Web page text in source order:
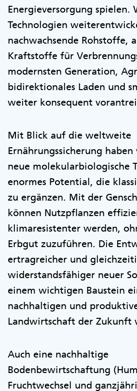
Energieversorgung spielen.
Technologien
nachwachsende Rohstoffe,
Kraftstoffe für
modernsten Generation,
bidirektionales Laden und
weiter konsequent
Mit Blick auf die weltweite
Ernährungssicherung
neue molekularbiologische
enormes Potential, die
zu ergänzen. Mit der
können Nutzpflanzen
klimaresistenter werden,
Erbgut zuzuführen. Die
ertragreicher und
widerstandsfähiger neuer
einem wichtigen Baustein
nachhaltigen und
Landwirtschaft der Zukunft
Auch eine nachhaltige
Bodenbewirtschaftung
Fruchtwechsel und